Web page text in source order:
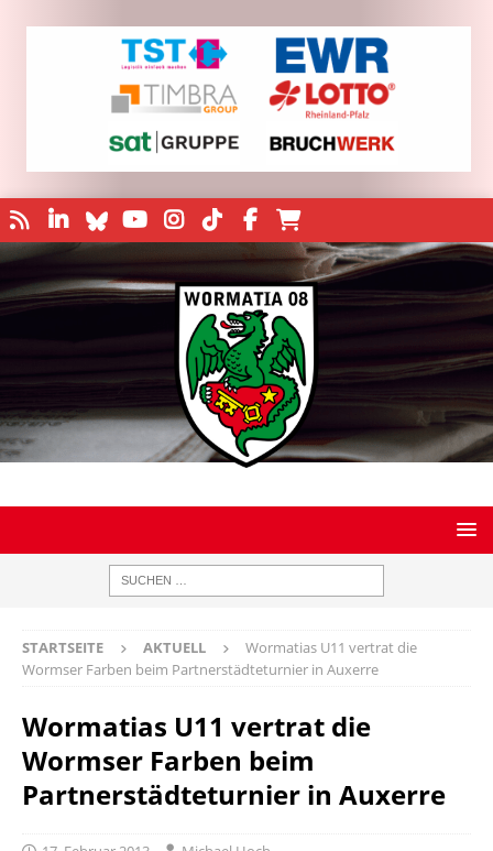
STARTSEITE AKTUELL
Wormatias U11 vertrat die
Wormser Farben beim Partnerstädteturnier in Auxerre
Wormatias U11 vertrat die
Wormser Farben beim
Partnerstädteturnier in Auxerre